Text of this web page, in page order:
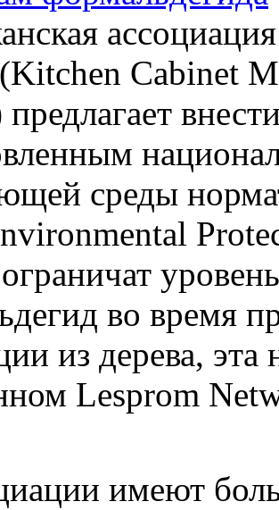
Cabinet
среды
во время
из дерева, эта
Lesprom
имеют